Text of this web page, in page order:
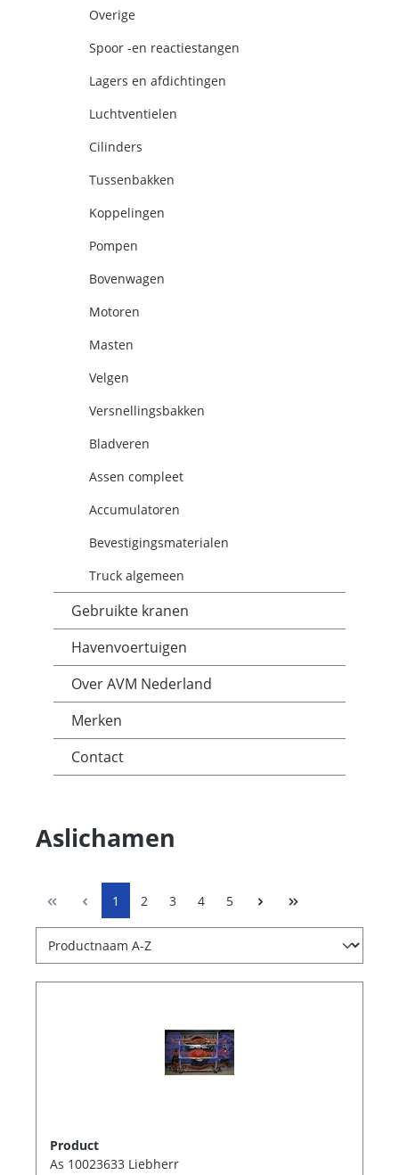
Overige
Spoor -en reactiestangen
Lagers en afdichtingen
Luchtventielen
Cilinders
Tussenbakken
Koppelingen
Pompen
Bovenwagen
Motoren
Masten
Velgen
Versnellingsbakken
Bladveren
Assen compleet
Accumulatoren
Bevestigingsmaterialen
Truck algemeen
Gebruikte kranen
Havenvoertuigen
Over AVM Nederland
Merken
Contact
Aslichamen
1 2 3 4 5
Product
As 10023633 Liebherr